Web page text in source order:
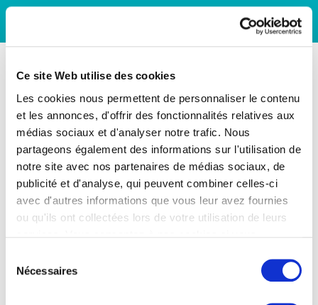
Ce site Web utilise des cookies
Les cookies nous permettent de personnaliser le contenu
et les annonces, d'offrir des fonctionnalités relatives aux
médias sociaux et d'analyser notre trafic. Nous
partageons également des informations sur l'utilisation de
notre site avec nos partenaires de médias sociaux, de
publicité et d'analyse, qui peuvent combiner celles-ci
avec d'autres informations que vous leur avez fournies
ou qu'ils ont collectées lors de votre utilisation de leurs
Nécessaires